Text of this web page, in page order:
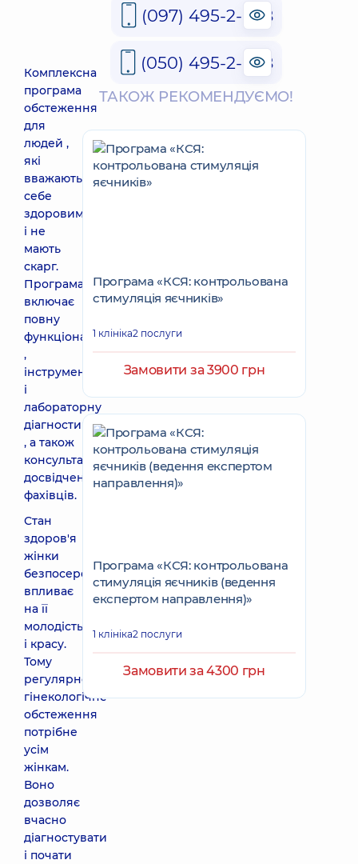
Комплексна
програма
обстеження
для
людей ,
які
вважають
себе
здоровими
і не
мають
скарг.
Програма
включає
повну
функціональну
,
інструментальну
і
лабораторну
діагностику
, а також
консультації
досвідчених
фахівців.
Стан
здоров'я
жінки
безпосередньо
впливає
на її
молодість
і красу.
Тому
регулярне
гінекологічне
обстеження
потрібне
усім
жінкам.
Воно
дозволяє
вчасно
діагностувати
і почати
(097) 495-2-888
(050) 495-2-888
ТАКОЖ РЕКОМЕНДУЄМО!
Програма «КСЯ: контрольована
стимуляція яєчників»
1 клініка2 послуги
Замовити за 3900 грн
Програма «КСЯ: контрольована
стимуляція яєчників (ведення
експертом направлення)»
1 клініка2 послуги
Замовити за 4300 грн